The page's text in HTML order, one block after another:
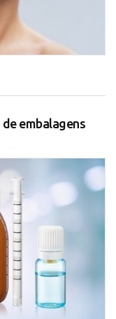
embalagens